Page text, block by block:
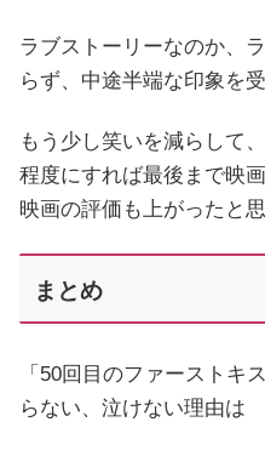
ラブストーリーなのか、
らず、中途半端な印象を
もう少し笑いを減らして
程度にすれば最後まで映
映画の評価も上がったと
まとめ
「50回目のファーストキ
らない、泣けない理由は